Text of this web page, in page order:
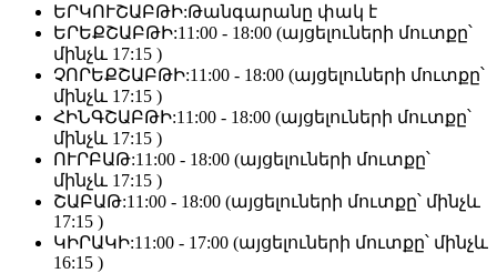
ԵՐԿՈՒՇԱԲԹԻ:Թանգարանը փակ է
ԵՐԵՔՇԱԲԹԻ:11:00 - 18:00 (այցելուների մուտքը՝
մինչև 17:15 )
ՉՈՐԵՔՇԱԲԹԻ:11:00 - 18:00 (այցելուների մուտքը՝
մինչև 17:15 )
ՀԻՆԳՇԱԲԹԻ:11:00 - 18:00 (այցելուների մուտքը՝
մինչև 17:15 )
ՈՒՐԲԱԹ:11:00 - 18:00 (այցելուների մուտքը՝
մինչև 17:15 )
ՇԱԲԱԹ:11:00 - 18:00 (այցելուների մուտքը՝ մինչև
17:15 )
ԿԻՐԱԿԻ:11:00 - 17:00 (այցելուների մուտքը՝ մինչև
16:15 )